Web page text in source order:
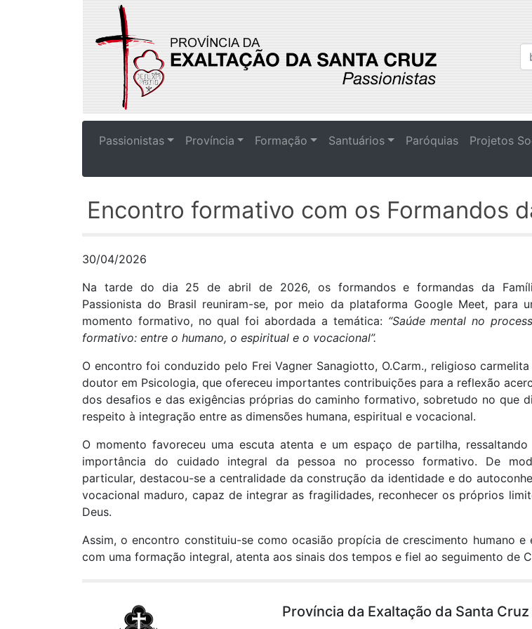
Passionistas Província Formação Santuários Paróquias Projetos
Encontro formativo com os Formandos
30/04/2026
Na tarde do dia 25 de abril de 2026, os formandos e formandas da
Passionista do Brasil reuniram-se, por meio da plataforma Google Meet, para
momento formativo, no qual foi abordada a temática: “Saúde mental no
formativo: entre o humano, o espiritual e o vocacional”.
O encontro foi conduzido pelo Frei Vagner Sanagiotto, O.Carm., religioso carmelita
doutor em Psicologia, que ofereceu importantes contribuições para a reflexão
dos desafios e das exigências próprias do caminho formativo, sobretudo no que
respeito à integração entre as dimensões humana, espiritual e vocacional.
O momento favoreceu uma escuta atenta e um espaço de partilha, ressaltando
importância do cuidado integral da pessoa no processo formativo. De
particular, destacou-se a centralidade da construção da identidade e do
vocacional maduro, capaz de integrar as fragilidades, reconhecer os próprios
Deus.
Assim, o encontro constituiu-se como ocasião propícia de crescimento humano
com uma formação integral, atenta aos sinais dos tempos e fiel ao seguimento de
Província da Exaltação da Santa Cruz